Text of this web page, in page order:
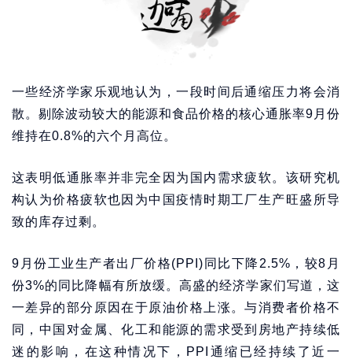
一些经济学家乐观地认为，一段时间后通缩压力将会消
散。剔除波动较大的能源和食品价格的核心通胀率9月份
维持在0.8%的六个月高位。
这表明低通胀率并非完全因为国内需求疲软。该研究机
构认为价格疲软也因为中国疫情时期工厂生产旺盛所导
致的库存过剩。
9月份工业生产者出厂价格(PPI)同比下降2.5%，较8月
份3%的同比降幅有所放缓。高盛的经济学家们写道，这
一差异的部分原因在于原油价格上涨。与消费者价格不
同，中国对金属、化工和能源的需求受到房地产持续低
迷的影响，在这种情况下，PPI通缩已经持续了近一